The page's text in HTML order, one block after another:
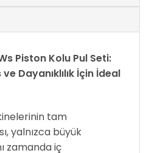
Piston Kolu Pul Seti:
Dayanıklılık İçin İdeal
tam
yalnızca büyük
zamanda iç